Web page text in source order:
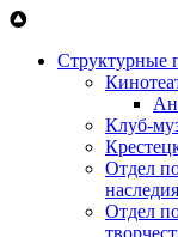
Перейти к
Структурные
Клуб-
Отдел
наследия
Отдел